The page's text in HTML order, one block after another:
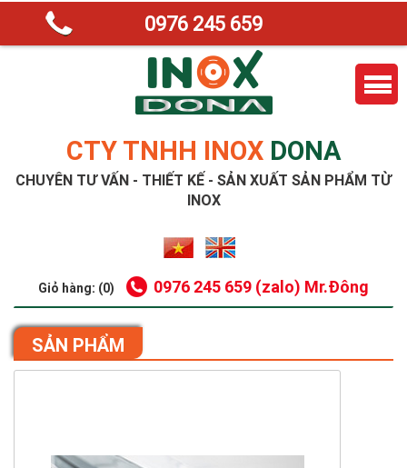
CTY TNHH INOX DONA
CHUYÊN TƯ VẤN - THIẾT KẾ - SẢN XUẤT SẢN PHẨM TỪ
INOX
Giỏ hàng: (0) 0976 245 659 (zalo) Mr.Đông
0976 245 659
SẢN PHẨM